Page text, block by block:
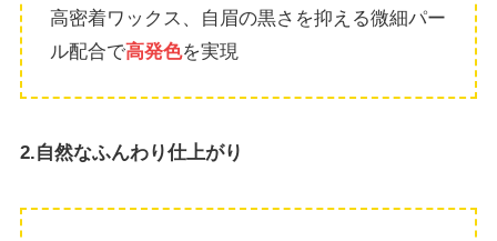
高密着ワックス、自眉の黒さを抑える微細パー
ル配合で高発色を実現
2.自然なふんわり仕上がり